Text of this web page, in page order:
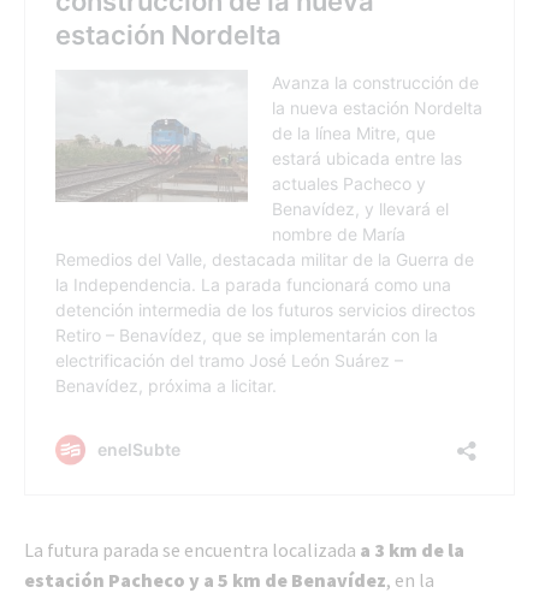
La futura parada se encuentra localizada a 3 km de la
estación Pacheco y a 5 km de Benavídez, en la